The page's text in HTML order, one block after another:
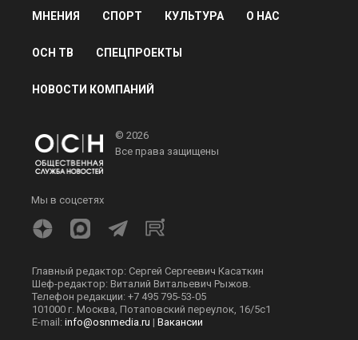
МНЕНИЯ СПОРТ КУЛЬТУРА О НАС
ОСН ТВ СПЕЦПРОЕКТЫ
НОВОСТИ КОМПАНИЙ
© 2026
Все права защищены
Мы в соцсетях
Главный редактор: Сергей Сергеевич Касаткин
Шеф-редактор: Виталий Витальевич Рыжов.
Телефон редакции: +7 495 795-53-05
101000 г. Москва, Потаповский переулок, 16/5с1
E-mail: info@osnmedia.ru | Вакансии